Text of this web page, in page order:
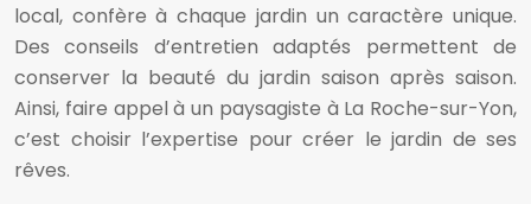
local, confère à chaque jardin un caractère unique.
Des conseils d’entretien adaptés permettent de
conserver la beauté du jardin saison après saison.
Ainsi, faire appel à un paysagiste à La Roche-sur-Yon,
c’est choisir l’expertise pour créer le jardin de ses
rêves.